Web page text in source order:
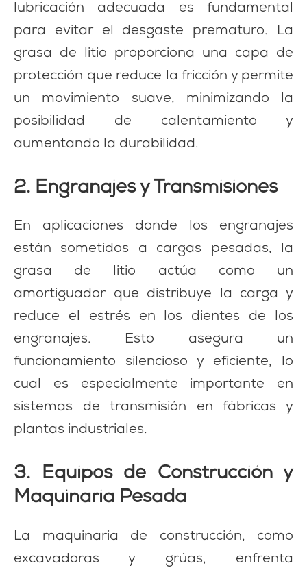
lubricación adecuada es fundamental
para evitar el desgaste prematuro. La
grasa de litio proporciona una capa de
protección que reduce la fricción y permite
un movimiento suave, minimizando la
posibilidad de calentamiento y
aumentando la durabilidad.
2. Engranajes y Transmisiones
En aplicaciones donde los engranajes
están sometidos a cargas pesadas, la
grasa de litio actúa como un
amortiguador que distribuye la carga y
reduce el estrés en los dientes de los
engranajes. Esto asegura un
funcionamiento silencioso y eficiente, lo
cual es especialmente importante en
sistemas de transmisión en fábricas y
plantas industriales.
3. Equipos de Construcción y
Maquinaria Pesada
La maquinaria de construcción, como
excavadoras y grúas, enfrenta